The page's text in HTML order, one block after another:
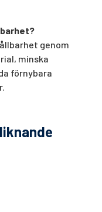
genom
minska
förnybara